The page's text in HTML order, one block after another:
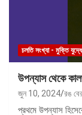
চলতি সংখ্যা - মুক্তি
উপন্যাস থেকে
জুন 10, 2024 রঙ
প্রথমে উপন্যাস